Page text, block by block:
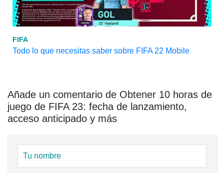
FIFA
Todo lo que necesitas saber sobre FIFA 22 Mobile
Añade un comentario de Obtener 10 horas de
juego de FIFA 23: fecha de lanzamiento,
acceso anticipado y más